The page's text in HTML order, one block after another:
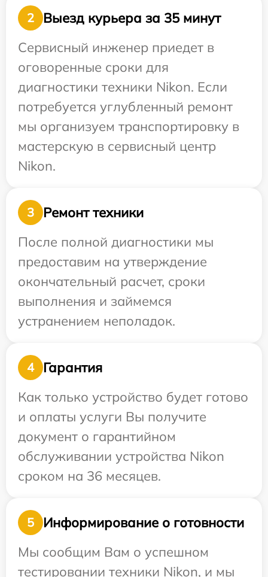
2
Выезд курьера за 35 минут
Сервисный инженер приедет в
оговоренные сроки для
диагностики техники Nikon. Если
потребуется углубленный ремонт
мы организуем транспортировку в
мастерскую в сервисный центр
Nikon.
3
Ремонт техники
После полной диагностики мы
предоставим на утверждение
окончательный расчет, сроки
выполнения и займемся
устранением неполадок.
4
Гарантия
Как только устройство будет готово
и оплаты услуги Вы получите
документ о гарантийном
обслуживании устройства Nikon
сроком на 36 месяцев.
5
Информирование о готовности
Мы сообщим Вам о успешном
тестировании техники Nikon, и мы